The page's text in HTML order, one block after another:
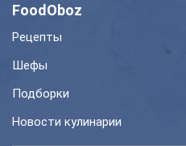
FoodOboz
Рецепты
Шефы
Подборки
Новости кулинарии